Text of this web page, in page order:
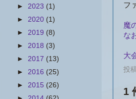
フ
魔
な
大
投
1
► 2023 (1)
► 2020 (1)
► 2019 (8)
► 2018 (3)
► 2017 (13)
► 2016 (25)
► 2015 (26)